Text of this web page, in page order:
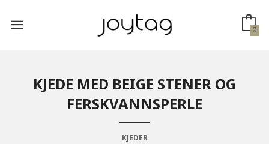
innholdet
0
KJEDE MED BEIGE STENER OG
FERSKVANNSPERLE
KJEDER